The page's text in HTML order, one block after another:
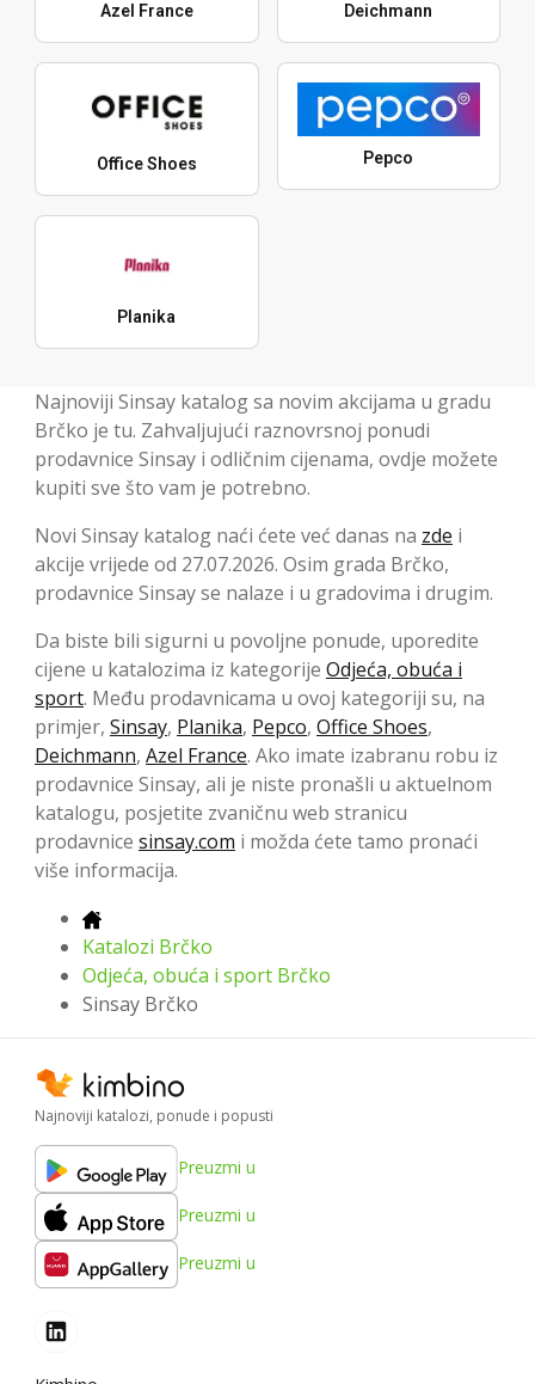
Azel France Deichmann
Office Shoes Pepco
Planika
Najnoviji Sinsay katalog sa novim akcijama u gradu
Brčko je tu. Zahvaljujući raznovrsnoj ponudi
prodavnice Sinsay i odličnim cijenama, ovdje možete
kupiti sve što vam je potrebno.
Novi Sinsay katalog naći ćete već danas na zde i
akcije vrijede od 27.07.2026. Osim grada Brčko,
prodavnice Sinsay se nalaze i u gradovima i drugim.
Da biste bili sigurni u povoljne ponude, uporedite
cijene u katalozima iz kategorije Odjeća, obuća i
sport. Među prodavnicama u ovoj kategoriji su, na
primjer, Sinsay, Planika, Pepco, Office Shoes,
Deichmann, Azel France. Ako imate izabranu robu iz
prodavnice Sinsay, ali je niste pronašli u aktuelnom
katalogu, posjetite zvaničnu web stranicu
prodavnice sinsay.com i možda ćete tamo pronaći
više informacija.
Katalozi Brčko
Odjeća, obuća i sport Brčko
Sinsay Brčko
Najnoviji katalozi, ponude i popusti
Preuzmi u
Preuzmi u
Preuzmi u